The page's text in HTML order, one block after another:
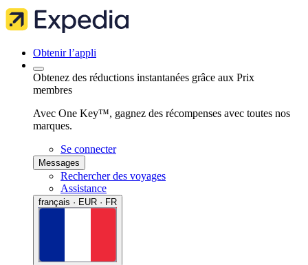
Obtenir l’appli
Obtenez des réductions instantanées grâce aux Prix
membres
Avec One Key™, gagnez des récompenses avec toutes nos
marques.
Se connecter
Messages
Rechercher des voyages
Assistance
français · EUR · FR